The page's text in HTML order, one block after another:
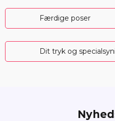
Færdige poser
Dit tryk og